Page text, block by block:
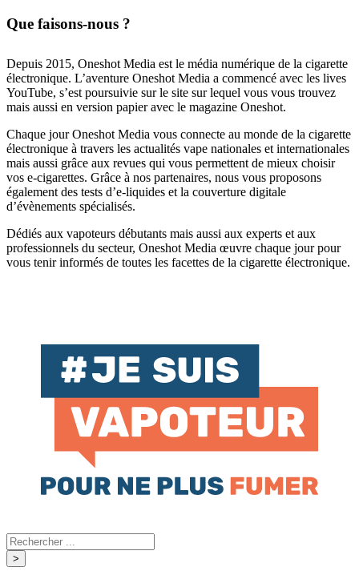
Que faisons-nous ?
Depuis 2015, Oneshot Media est le média numérique de la cigarette
électronique. L’aventure Oneshot Media a commencé avec les lives
YouTube, s’est poursuivie sur le site sur lequel vous vous trouvez
mais aussi en version papier avec le magazine Oneshot.
Chaque jour Oneshot Media vous connecte au monde de la cigarette
électronique à travers les actualités vape nationales et internationales
mais aussi grâce aux revues qui vous permettent de mieux choisir
vos e-cigarettes. Grâce à nos partenaires, nous vous proposons
également des tests d’e-liquides et la couverture digitale
d’évènements spécialisés.
Dédiés aux vapoteurs débutants mais aussi aux experts et aux
professionnels du secteur, Oneshot Media œuvre chaque jour pour
vous tenir informés de toutes les facettes de la cigarette électronique.